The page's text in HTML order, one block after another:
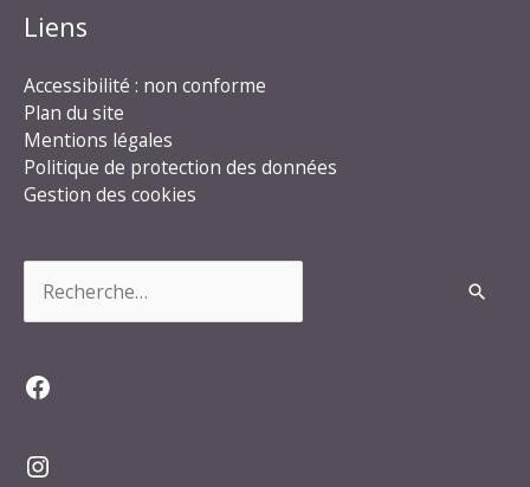
Liens
Accessibilité : non conforme
Plan du site
Mentions légales
Politique de protection des données
Gestion des cookies
Facebook
Instagram